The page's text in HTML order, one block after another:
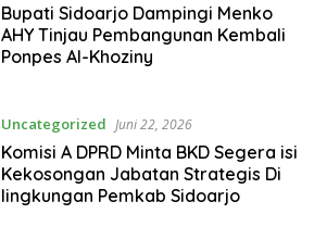
Bupati Sidoarjo Dampingi Menko
AHY Tinjau Pembangunan Kembali
Ponpes Al-Khoziny
Uncategorized Juni 22, 2026
Komisi A DPRD Minta BKD Segera isi
Kekosongan Jabatan Strategis Di
lingkungan Pemkab Sidoarjo